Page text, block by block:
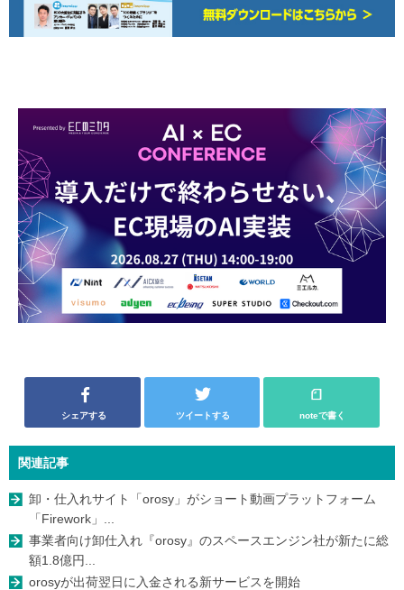
シェアする ツイートする noteで書く
関連記事
卸・仕入れサイト「orosy」がショート動画プラットフォーム
「Firework」...
事業者向け卸仕入れ『orosy』のスペースエンジン社が新たに総
額1.8億円...
orosyが出荷翌日に入金される新サービスを開始